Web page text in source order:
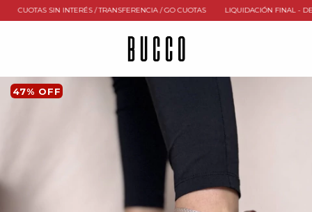
SIN INTERÉS / TRANSFERENCIA / GO CUOTAS LIQUIDACIÓN FINAL - DESDE
47% OFF